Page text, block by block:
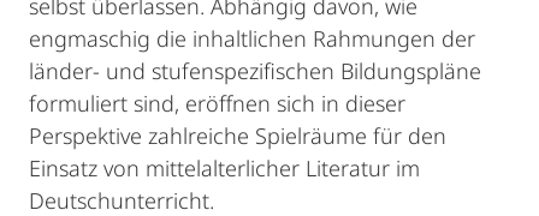
selbst überlassen. Abhängig davon, wie
engmaschig die inhaltlichen Rahmungen der
länder- und stufenspezifischen Bildungspläne
formuliert sind, eröffnen sich in dieser
Perspektive zahlreiche Spielräume für den
Einsatz von mittelalterlicher Literatur im
Deutschunterricht.